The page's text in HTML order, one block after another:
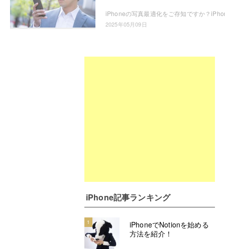
2025年05月09日
iPhone記事ランキング
1
iPhoneでNotionを始める
方法を紹介！